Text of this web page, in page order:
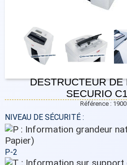
DESTRUCTEUR DE
SECURIO
Référence :
NIVEAU DE SÉCURITÉ :
P-2